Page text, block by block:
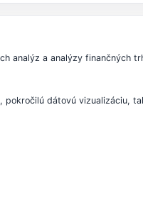
analýz a analýzy finančných
dátovú vizualizáciu,